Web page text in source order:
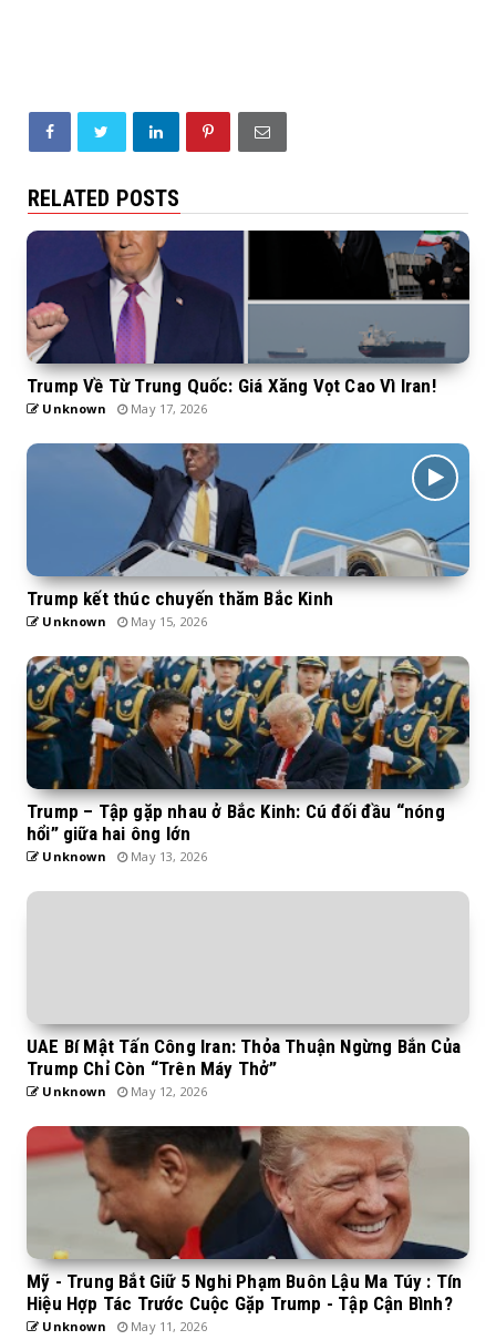
RELATED POSTS
Trump Về Từ Trung Quốc: Giá Xăng Vọt Cao Vì Iran!
Unknown May 17, 2026
Trump kết thúc chuyến thăm Bắc Kinh
Unknown May 15, 2026
Trump – Tập gặp nhau ở Bắc Kinh: Cú đối đầu “nóng
hổi” giữa hai ông lớn
Unknown May 13, 2026
UAE Bí Mật Tấn Công Iran: Thỏa Thuận Ngừng Bắn Của
Trump Chỉ Còn “Trên Máy Thở”
Unknown May 12, 2026
Mỹ - Trung Bắt Giữ 5 Nghi Phạm Buôn Lậu Ma Túy : Tín
Hiệu Hợp Tác Trước Cuộc Gặp Trump - Tập Cận Bình?
Unknown May 11, 2026